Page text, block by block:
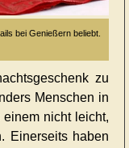
bei Genießern beliebt.
zu
Menschen in
nicht leicht,
Einerseits haben